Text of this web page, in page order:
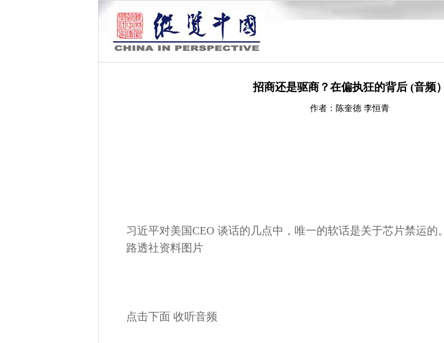
招商还是驱商？在偏执狂的背后 (音频）
作者：陈奎德 李恒青
习近平对美国CEO 谈话的几点中，唯一的软话是关于芯片禁运的。
路透社资料图片
点击下面 收听音频